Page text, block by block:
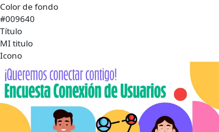
Color de fondo
#009640
Título
MI titulo
Icono
Imagen